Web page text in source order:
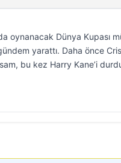
oynanacak Dünya Kupası
gündem yarattı. Daha önce
bu kez Harry Kane’i